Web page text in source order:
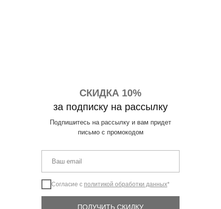
СКИДКА 10%
за подписку на рассылку
Подпишитесь на рассылку и вам придет
письмо с промокодом
Согласие с политикой обработки данных*
ПОЛУЧИТЬ СКИДКУ